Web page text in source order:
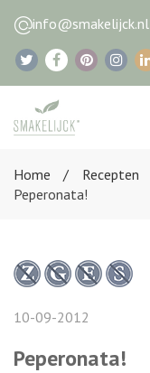
info@smakelijck.nl
Home
Recepten
Peperonata!
10-09-2012
Peperonata!